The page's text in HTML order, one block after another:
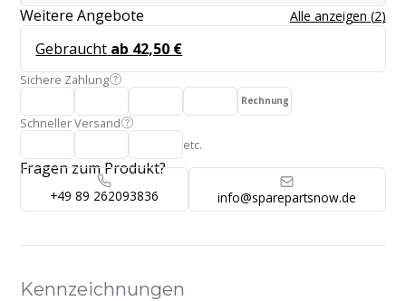
Weitere Angebote Alle anzeigen (2)
Gebraucht ab 42,50 €
Sichere Zahlung
Rechnung
Schneller Versand
etc.
Fragen zum Produkt?
+49 89 262093836 info@sparepartsnow.de
Kennzeichnungen